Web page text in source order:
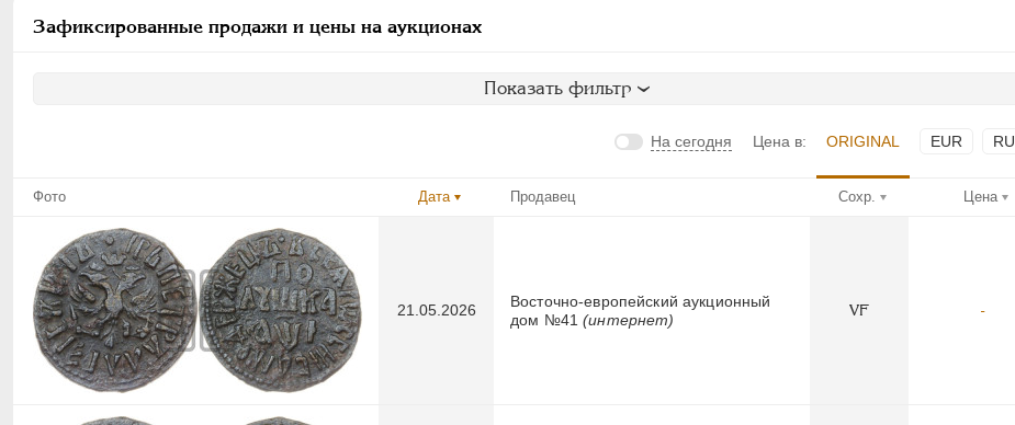
Зафиксированные продажи и цены на аукционах
Показать фильтр
На сегодня Цена в: ORIGINAL EUR
Фото Дата Продавец Сохр. Цена
21.05.2026
Восточно-европейский аукционный
дом №41(интернет)
VF -